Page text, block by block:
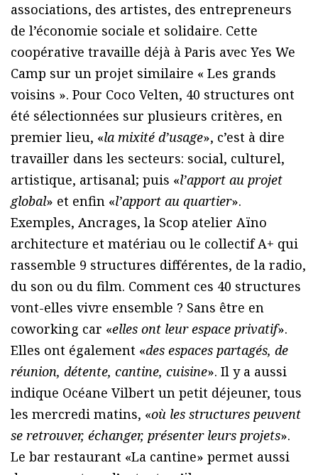
associations, des artistes, des entrepreneurs
de l’économie sociale et solidaire. Cette
coopérative travaille déjà à Paris avec Yes We
Camp sur un projet similaire « Les grands
voisins ». Pour Coco Velten, 40 structures ont
été sélectionnées sur plusieurs critères, en
premier lieu, «la mixité d’usage», c’est à dire
travailler dans les secteurs: social, culturel,
artistique, artisanal; puis «l’apport au projet
global» et enfin «l’apport au quartier».
Exemples, Ancrages, la Scop atelier Aïno
architecture et matériau ou le collectif A+ qui
rassemble 9 structures différentes, de la radio,
du son ou du film. Comment ces 40 structures
vont-elles vivre ensemble ? Sans être en
coworking car «elles ont leur espace privatif».
Elles ont également «des espaces partagés, de
réunion, détente, cantine, cuisine». Il y a aussi
indique Océane Vilbert un petit déjeuner, tous
les mercredi matins, «où les structures peuvent
se retrouver, échanger, présenter leurs projets».
Le bar restaurant «La cantine» permet aussi